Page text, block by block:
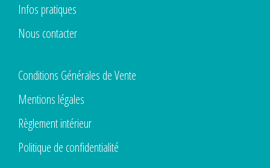
Infos pratiques
Nous contacter
Conditions Générales de Vente
Mentions légales
Règlement intérieur
Politique de confidentialité